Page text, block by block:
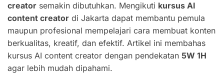
creator semakin dibutuhkan. Mengikuti kursus AI
content creator di Jakarta dapat membantu pemula
maupun profesional mempelajari cara membuat konten
berkualitas, kreatif, dan efektif. Artikel ini membahas
kursus AI content creator dengan pendekatan 5W 1H
agar lebih mudah dipahami.